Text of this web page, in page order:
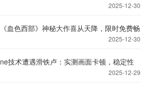
2025-12-30
血色西部》神秘大作喜从天降，限时免费畅
2025-12-30
技术遭遇滑铁卢：实测画面卡顿，稳定性
2025-12-29